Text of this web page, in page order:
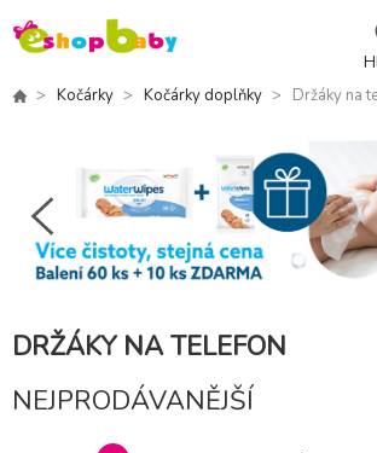
Kočárky Kočárky doplňky Držáky na
DRŽÁKY NA TELEFON
NEJPRODÁVANĚJŠÍ